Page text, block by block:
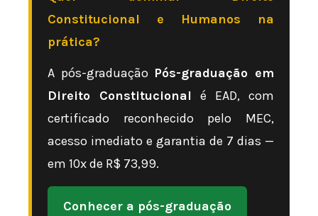
Constitucional e Humanos na
prática?
A pós-graduação Pós-graduação em
Direito Constitucional é EAD, com
certificado reconhecido pelo MEC,
acesso imediato e garantia de 7 dias —
em 10x de R$ 73,99.
Conhecer a pós-graduação